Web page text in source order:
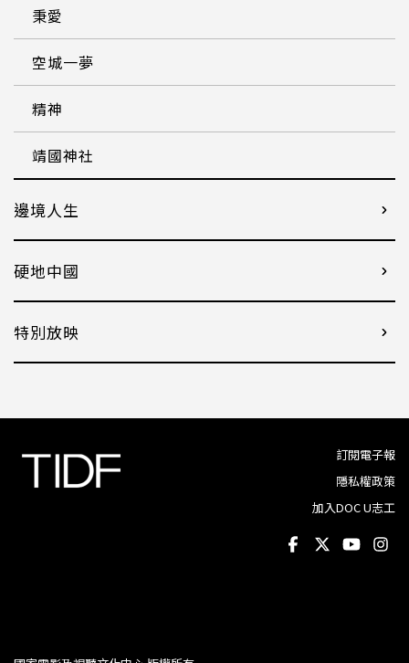
秉愛
空城一夢
精神
靖國神社
邊境人生
硬地中國
特別放映
訂閱電子報
隱私權政策
加入DOC U志工